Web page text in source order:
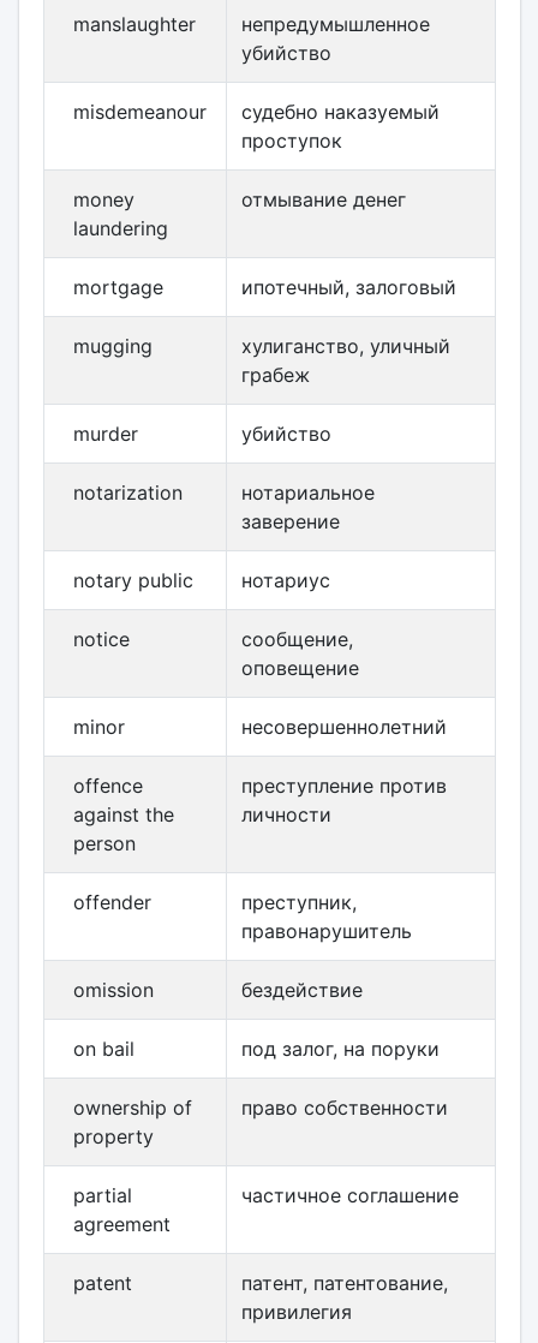
manslaughter
непредумышленное
убийство
misdemeanour
судебно наказуемый
проступок
money
laundering
отмывание денег
mortgage ипотечный, залоговый
mugging
хулиганство, уличный
грабеж
murder убийство
notarization
нотариальное
заверение
notary public нотариус
notice
сообщение,
оповещение
minor несовершеннолетний
offence
against the
person
преступление против
личности
offender
преступник,
правонарушитель
omission бездействие
on bail под залог, на поруки
ownership of
property
право собственности
partial
agreement
частичное соглашение
patent
патент, патентование,
привилегия